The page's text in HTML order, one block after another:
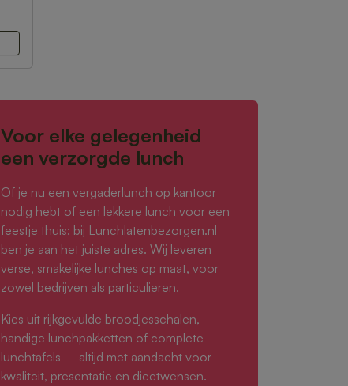
Voor elke gelegenheid
een verzorgde lunch
Of je nu een vergaderlunch op kantoor
nodig hebt of een lekkere lunch voor een
feestje thuis: bij Lunchlatenbezorgen.nl
ben je aan het juiste adres. Wij leveren
verse, smakelijke lunches op maat, voor
zowel bedrijven als particulieren.
Kies uit rijkgevulde broodjesschalen,
handige lunchpakketten of complete
lunchtafels – altijd met aandacht voor
kwaliteit, presentatie en dieetwensen.